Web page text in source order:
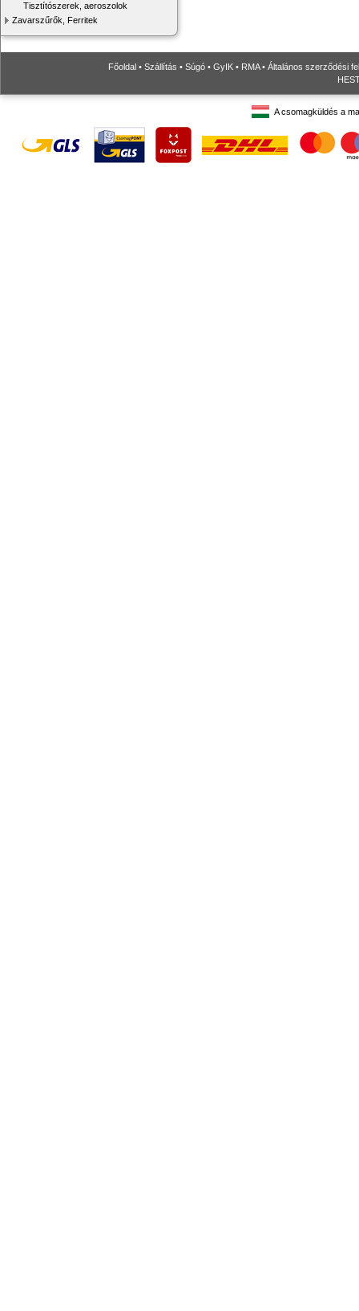
Tisztítószerek, aeroszolok
Zavarszűrők, Ferritek
Főoldal • Szállítás • Súgó • GyIK • RMA• Általános szerződési
A csomagküldés a